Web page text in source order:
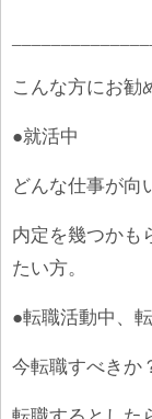
こんな方にお勧
●就活中
どんな仕事が向
内定を幾つかも
たい方。
●転職活動中、
今転職すべきか